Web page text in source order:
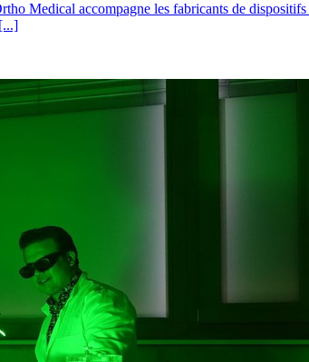
Medical accompagne les fabricants de